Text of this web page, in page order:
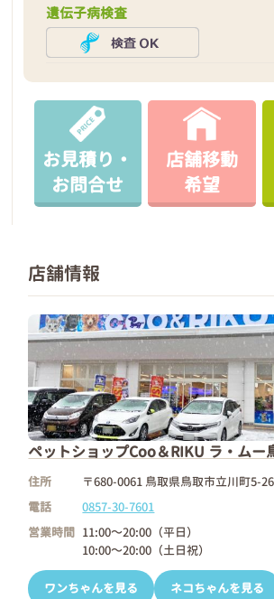
遺伝子病検査
お見積り・
お問合せ
店舗移動
希望
店舗情報
ペットショップCoo＆RIKU ラ・ムー
住所
〒680-0061 鳥取県鳥取市立川町5-
電話
0857-30-7601
営業時間 11:00～20:00（平日）
10:00～20:00（土日祝）
ワンちゃんを見る ネコちゃんを見る